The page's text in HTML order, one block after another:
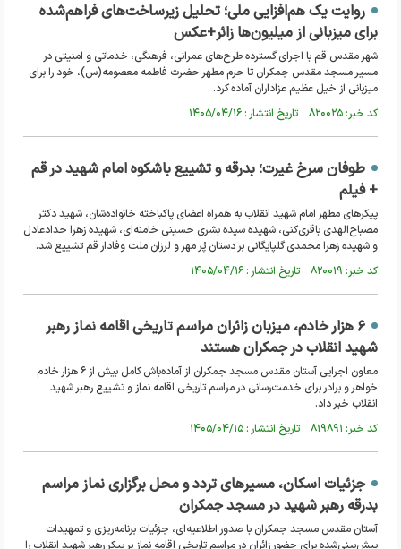
روایت یک هم‌افزایی ملی؛ تحلیل زیرساخت‌های فراهم‌شده
برای میزبانی از میلیون‌ها زائر+عکس
شهر مقدس قم با اجرای گسترده طرح‌های عمرانی، فرهنگی، خدماتی و امنیتی در
مسیر مسجد مقدس جمکران تا حرم مطهر حضرت فاطمه معصومه(س)، خود را برای
میزبانی از خیل عظیم عزاداران آماده کرد.
کد خبر: ۸۲۰۰۲۵ تاریخ انتشار : ۱۴۰۵/۰۴/۱۶
طوفان سرخ غیرت؛ بدرقه و تشییع باشکوه امام شهید در قم
+ فیلم
پیکرهای مطهر امام شهید انقلاب به همراه اعضای پاکباخته خانواده‌شان، شهید دکتر
مصباح‌الهدی باقری‌کنی، شهیده سیده بشری حسینی خامنه‌ای، شهیده زهرا حدادعادل
و شهیده زهرا محمدی گلپایگانی بر دستان پُر مهر و لرزان ملت وفادار قم تشییع شد.
کد خبر: ۸۲۰۰۱۹ تاریخ انتشار : ۱۴۰۵/۰۴/۱۶
۶ هزار خادم، میزبان زائران مراسم تاریخی اقامه نماز رهبر
شهید انقلاب در جمکران هستند
معاون اجرایی آستان مقدس مسجد جمکران از آماده‌باش کامل بیش از ۶ هزار خادم
خواهر و برادر برای خدمت‌رسانی در مراسم تاریخی اقامه نماز و تشییع رهبر شهید
انقلاب خبر داد.
کد خبر: ۸۱۹۸۹۱ تاریخ انتشار : ۱۴۰۵/۰۴/۱۵
جزئیات اسکان، مسیرهای تردد و محل برگزاری نماز مراسم
بدرقه رهبر شهید در مسجد جمکران
آستان مقدس مسجد جمکران با صدور اطلاعیه‌ای، جزئیات برنامه‌ریزی و تمهیدات
پیش‌بینی‌شده برای حضور زائران در مراسم تاریخی اقامه نماز بر پیکر رهبر شهید انقلاب را